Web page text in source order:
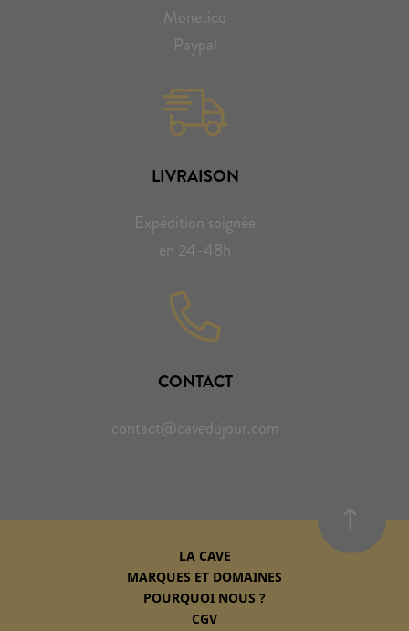
Monetico
Paypal
LIVRAISON
Expédition soignée
en 24-48h
CONTACT
contact@cavedujour.com
LA CAVE
MARQUES ET DOMAINES
POURQUOI NOUS ?
CGV